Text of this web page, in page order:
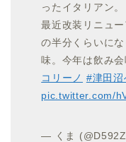
ったイタリアン。
最近改装リニュ
の半分くらいに
味。今年は飲み
コリーノ #津田沼
pic.twitter.com/
— くま